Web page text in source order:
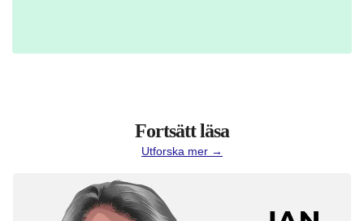
Fortsätt läsa
Utforska mer →